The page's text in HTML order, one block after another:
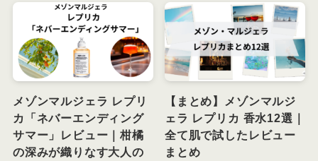
メゾンマルジェラ レプリ
カ「ネバーエンディング
サマー」レビュー｜柑橘
の深みが織りなす大人の
【まとめ】メゾンマルジ
ェラ レプリカ 香水12選｜
全て肌で試したレビュー
まとめ